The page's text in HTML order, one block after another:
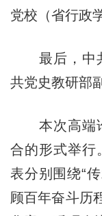
党校（省行政
最后，中共
共党史教研部
本次高端论
合的形式举行
表分别围绕“
顾百年奋斗历